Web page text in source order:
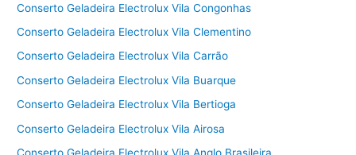
Conserto Geladeira Electrolux Vila Congonhas
Conserto Geladeira Electrolux Vila Clementino
Conserto Geladeira Electrolux Vila Carrão
Conserto Geladeira Electrolux Vila Buarque
Conserto Geladeira Electrolux Vila Bertioga
Conserto Geladeira Electrolux Vila Airosa